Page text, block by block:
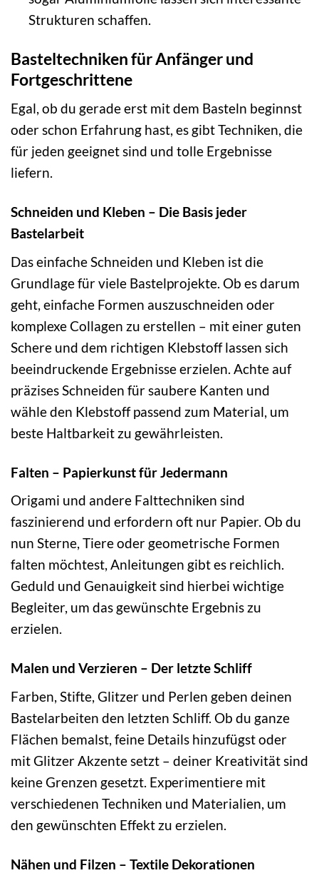
Strukturen schaffen.
Basteltechniken für Anfänger und
Fortgeschrittene
Egal, ob du gerade erst mit dem Basteln beginnst
oder schon Erfahrung hast, es gibt Techniken, die
für jeden geeignet sind und tolle Ergebnisse
liefern.
Schneiden und Kleben – Die Basis jeder
Bastelarbeit
Das einfache Schneiden und Kleben ist die
Grundlage für viele Bastelprojekte. Ob es darum
geht, einfache Formen auszuschneiden oder
komplexe Collagen zu erstellen – mit einer guten
Schere und dem richtigen Klebstoff lassen sich
beeindruckende Ergebnisse erzielen. Achte auf
präzises Schneiden für saubere Kanten und
wähle den Klebstoff passend zum Material, um
beste Haltbarkeit zu gewährleisten.
Falten – Papierkunst für Jedermann
Origami und andere Falttechniken sind
faszinierend und erfordern oft nur Papier. Ob du
nun Sterne, Tiere oder geometrische Formen
falten möchtest, Anleitungen gibt es reichlich.
Geduld und Genauigkeit sind hierbei wichtige
Begleiter, um das gewünschte Ergebnis zu
erzielen.
Malen und Verzieren – Der letzte Schliff
Farben, Stifte, Glitzer und Perlen geben deinen
Bastelarbeiten den letzten Schliff. Ob du ganze
Flächen bemalst, feine Details hinzufügst oder
mit Glitzer Akzente setzt – deiner Kreativität sind
keine Grenzen gesetzt. Experimentiere mit
verschiedenen Techniken und Materialien, um
den gewünschten Effekt zu erzielen.
Nähen und Filzen – Textile Dekorationen